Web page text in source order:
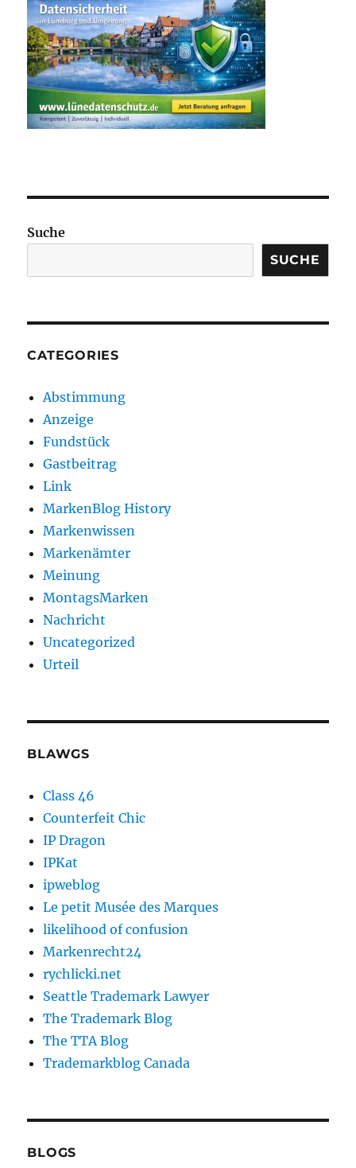
Suche
SUCHE
CATEGORIES
Abstimmung
Anzeige
Fundstück
Gastbeitrag
Link
MarkenBlog History
Markenwissen
Markenämter
Meinung
MontagsMarken
Nachricht
Uncategorized
Urteil
BLAWGS
Class 46
Counterfeit Chic
IP Dragon
IPKat
ipweblog
Le petit Musée des Marques
likelihood of confusion
Markenrecht24
rychlicki.net
Seattle Trademark Lawyer
The Trademark Blog
The TTA Blog
Trademarkblog Canada
BLOGS